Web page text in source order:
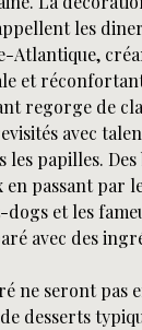
les
Atlantique,
et
regorge de
avec
les papilles.
en passant par
et les
avec des
ne seront pas
desserts